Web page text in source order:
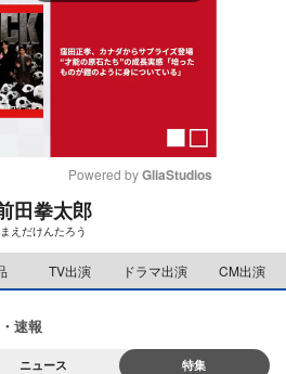
e
Powered by GliaStudios
田拳太郎
まえだけんたろう
TV出演 ドラマ出演 CM出演
速報
ニュース 特集